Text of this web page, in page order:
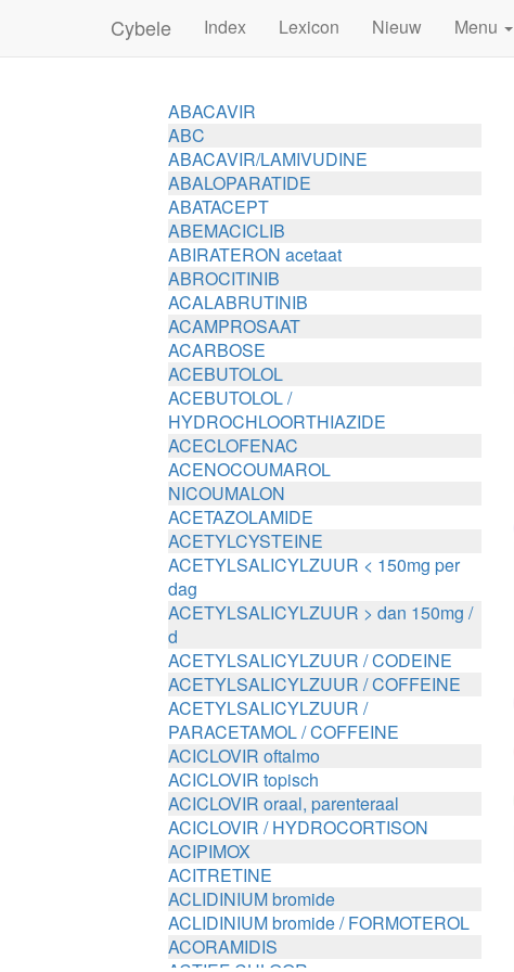
Cybele Index Lexicon Nieuw Menu
ABACAVIR
ABC
ABACAVIR/LAMIVUDINE
ABALOPARATIDE
ABATACEPT
ABEMACICLIB
ABIRATERON acetaat
ABROCITINIB
ACALABRUTINIB
ACAMPROSAAT
ACARBOSE
ACEBUTOLOL
ACEBUTOLOL /
HYDROCHLOORTHIAZIDE
ACECLOFENAC
ACENOCOUMAROL
NICOUMALON
ACETAZOLAMIDE
ACETYLCYSTEINE
ACETYLSALICYLZUUR < 150mg per
dag
ACETYLSALICYLZUUR > dan 150mg /
d
ACETYLSALICYLZUUR / CODEINE
ACETYLSALICYLZUUR / COFFEINE
ACETYLSALICYLZUUR /
PARACETAMOL / COFFEINE
ACICLOVIR oftalmo
ACICLOVIR topisch
ACICLOVIR oraal, parenteraal
ACICLOVIR / HYDROCORTISON
ACIPIMOX
ACITRETINE
ACLIDINIUM bromide
ACLIDINIUM bromide / FORMOTEROL
ACORAMIDIS